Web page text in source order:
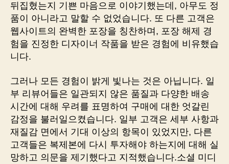
뒤집혔는지 기쁜 마음으로 이야기했는데, 아무도 정
품이 아니라고 말할 수 없었습니다. 또 다른 고객은
웹사이트의 완벽한 포장을 칭찬하며, 포장 해제 경
험을 진정한 디자이너 작품을 받은 경험에 비유했습
니다.
그러나 모든 경험이 밝게 빛나는 것은 아닙니다. 일
부 리뷰어들은 일관되지 않은 품질과 다양한 배송
시간에 대해 우려를 표명하여 구매에 대한 엇갈린
감정을 불러일으켰습니다. 일부 고객은 세부 사항과
재질감 면에서 기대 이상의 항목이 있었지만, 다른
고객들은 복제본에 다시 투자해야 하는지에 대해 실
망하고 의문을 제기했다고 지적했습니다.소셜 미디